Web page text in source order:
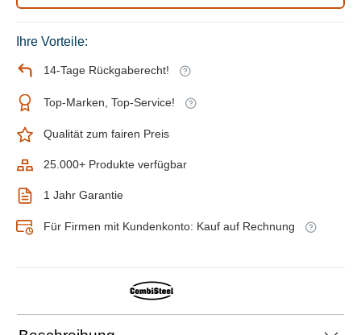
Ihre Vorteile:
14-Tage Rückgaberecht!
Top-Marken, Top-Service!
Qualität zum fairen Preis
25.000+ Produkte verfügbar
1 Jahr Garantie
Für Firmen mit Kundenkonto: Kauf auf Rechnung